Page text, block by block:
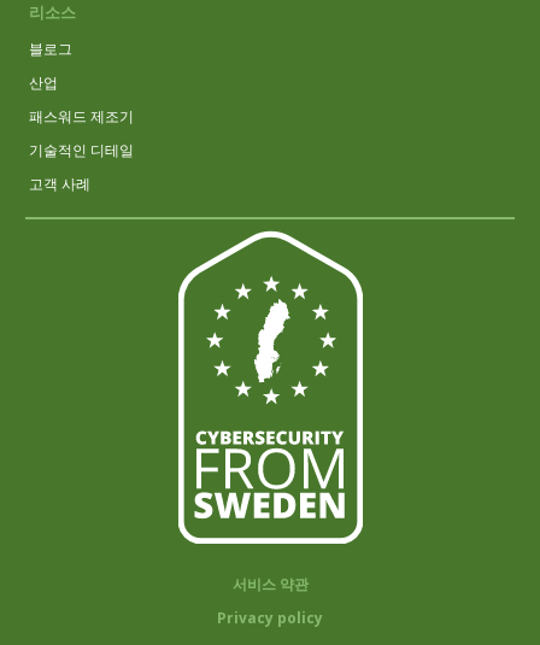
리소스
블로그
산업
패스워드 제조기
기술적인 디테일
고객 사례
서비스 약관
Privacy policy